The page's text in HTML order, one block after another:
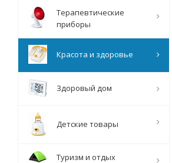
Терапевтические
приборы
Красота и здоровье
Здоровый дом
Детские товары
Туризм и отдых